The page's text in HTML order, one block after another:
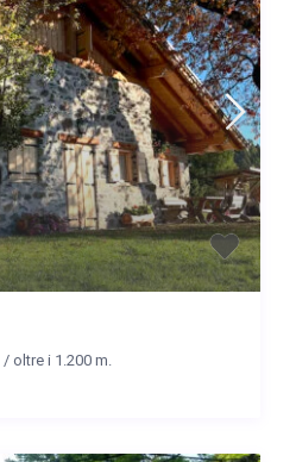
/ oltre i 1.200 m.